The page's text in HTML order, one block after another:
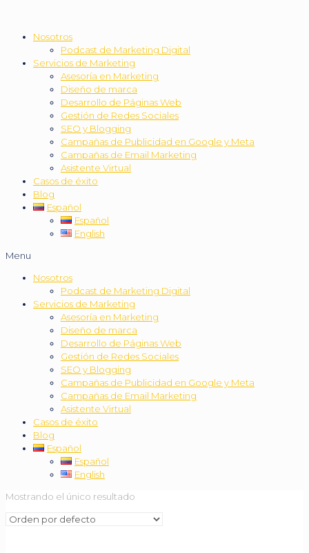
Nosotros
Podcast de Marketing Digital
Servicios de Marketing
Asesoría en Marketing
Diseño de marca
Desarrollo de Páginas Web
Gestión de Redes Sociales
SEO y Blogging
Campañas de Publicidad en Google y Meta
Campañas de Email Marketing
Asistente Virtual
Casos de éxito
Blog
Español
Español
English
Menu
Nosotros
Podcast de Marketing Digital
Servicios de Marketing
Asesoría en Marketing
Diseño de marca
Desarrollo de Páginas Web
Gestión de Redes Sociales
SEO y Blogging
Campañas de Publicidad en Google y Meta
Campañas de Email Marketing
Asistente Virtual
Casos de éxito
Blog
Español
Español
English
Mostrando el único resultado